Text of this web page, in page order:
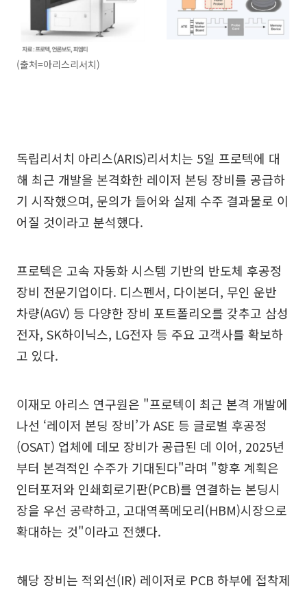
(출처=아리스리서치)
독립리서치 아리스(ARIS)리서치는 5일 프로텍에 대
해 최근 개발을 본격화한 레이저 본딩 장비를 공급하
기 시작했으며, 문의가 들어와 실제 수주 결과물로 이
어질 것이라고 분석했다.
프로텍은 고속 자동화 시스템 기반의 반도체 후공정
장비 전문기업이다. 디스펜서, 다이본더, 무인 운반
차량(AGV) 등 다양한 장비 포트폴리오를 갖추고 삼성
전자, SK하이닉스, LG전자 등 주요 고객사를 확보하
고 있다.
이재모 아리스 연구원은 "프로텍이 최근 본격 개발에
나선 ‘레이저 본딩 장비’가 ASE 등 글로벌 후공정
(OSAT) 업체에 데모 장비가 공급된 데 이어, 2025년
부터 본격적인 수주가 기대된다"라며 "향후 계획은
인터포저와 인쇄회로기판(PCB)를 연결하는 본딩시
장을 우선 공략하고, 고대역폭메모리(HBM)시장으로
확대하는 것"이라고 전했다.
해당 장비는 적외선(IR) 레이저로 PCB 하부에 접착제